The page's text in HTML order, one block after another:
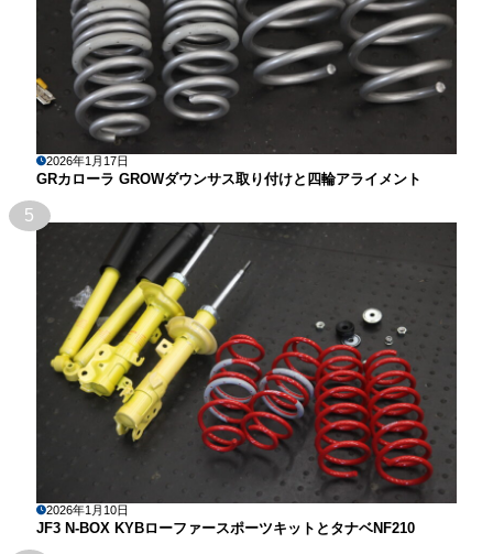
2026年1月17日
GRカローラ GROWダウンサス取り付けと四輪アライメント
5
2026年1月10日
JF3 N-BOX KYBローファースポーツキットとタナベNF210